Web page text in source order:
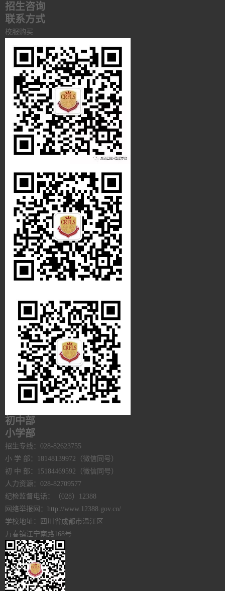
招生咨询
联系方式
校服购买
初中部
小学部
招生专线：028-82623755
小 学 部：18148139972（微信同号）
初 中 部：15184469592（微信同号）
人力资源：028-82709577
纪检监督电话：（028）12388
网络举报网：http://www.12388.gov.cn/
学校地址：四川省成都市温江区
万春镇江宁南路168号